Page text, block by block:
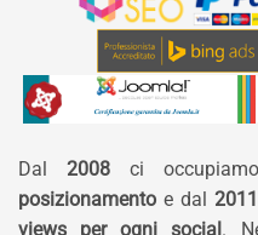
Dal 2008 ci
posizionamento e dal 2011
views per ogni social.